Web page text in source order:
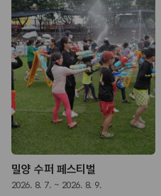
밀양 수퍼 페스티벌
2026. 8. 7. ~ 2026. 8. 9.